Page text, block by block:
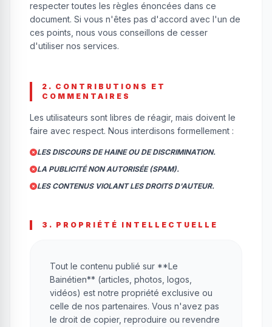
respecter toutes les règles énoncées dans ce
document. Si vous n'êtes pas d'accord avec l'un de
ces points, nous vous conseillons de cesser
d'utiliser nos services.
2. CONTRIBUTIONS ET
COMMENTAIRES
Les utilisateurs sont libres de réagir, mais doivent le
faire avec respect. Nous interdisons formellement :
LES DISCOURS DE HAINE OU DE DISCRIMINATION.
LA PUBLICITÉ NON AUTORISÉE (SPAM).
LES CONTENUS VIOLANT LES DROITS D'AUTEUR.
3. PROPRIÉTÉ INTELLECTUELLE
Tout le contenu publié sur **Le
Bainétien** (articles, photos, logos,
vidéos) est notre propriété exclusive ou
celle de nos partenaires. Vous n'avez pas
le droit de copier, reproduire ou revendre